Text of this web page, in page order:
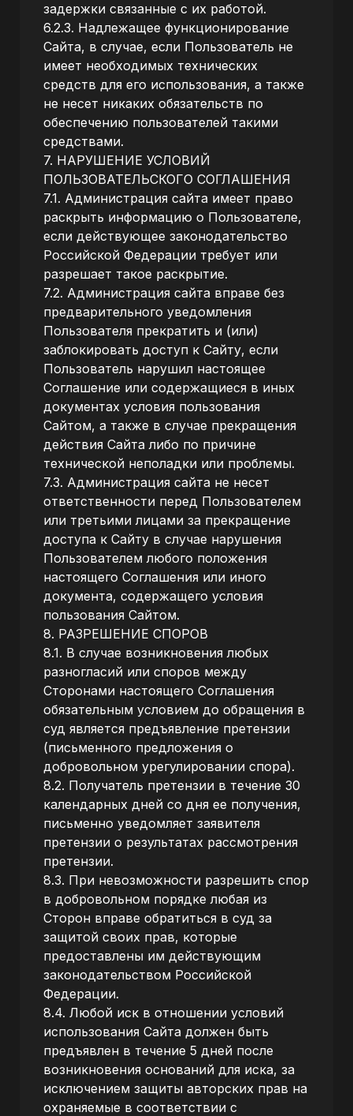
задержки связанные с их работой.
6.2.3. Надлежащее функционирование
Сайта, в случае, если Пользователь не
имеет необходимых технических
средств для его использования, а также
не несет никаких обязательств по
обеспечению пользователей такими
средствами.
7. НАРУШЕНИЕ УСЛОВИЙ
ПОЛЬЗОВАТЕЛЬСКОГО СОГЛАШЕНИЯ
7.1. Администрация сайта имеет право
раскрыть информацию о Пользователе,
если действующее законодательство
Российской Федерации требует или
разрешает такое раскрытие.
7.2. Администрация сайта вправе без
предварительного уведомления
Пользователя прекратить и (или)
заблокировать доступ к Сайту, если
Пользователь нарушил настоящее
Соглашение или содержащиеся в иных
документах условия пользования
Сайтом, а также в случае прекращения
действия Сайта либо по причине
технической неполадки или проблемы.
7.3. Администрация сайта не несет
ответственности перед Пользователем
или третьими лицами за прекращение
доступа к Сайту в случае нарушения
Пользователем любого положения
настоящего Соглашения или иного
документа, содержащего условия
пользования Сайтом.
8. РАЗРЕШЕНИЕ СПОРОВ
8.1. В случае возникновения любых
разногласий или споров между
Сторонами настоящего Соглашения
обязательным условием до обращения в
суд является предъявление претензии
(письменного предложения о
добровольном урегулировании спора).
8.2. Получатель претензии в течение 30
календарных дней со дня ее получения,
письменно уведомляет заявителя
претензии о результатах рассмотрения
претензии.
8.3. При невозможности разрешить спор
в добровольном порядке любая из
Сторон вправе обратиться в суд за
защитой своих прав, которые
предоставлены им действующим
законодательством Российской
Федерации.
8.4. Любой иск в отношении условий
использования Сайта должен быть
предъявлен в течение 5 дней после
возникновения оснований для иска, за
исключением защиты авторских прав на
охраняемые в соответствии с